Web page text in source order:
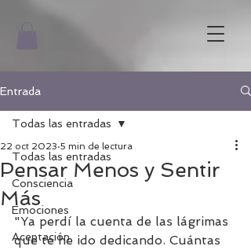
Entrada
Todas las entradas
Consciencia
Emociones
Aceptación
Todas las entradas
Pensar Menos y Sentir
Más
22 oct 2023 5 min de lectura
"Ya perdí la cuenta de las lágrimas
que te he ido dedicando. Cuántas